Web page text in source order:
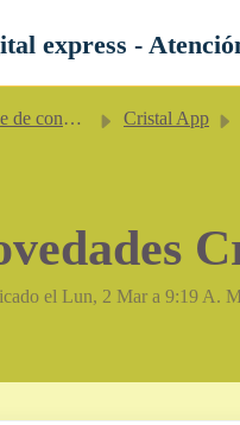
express -
conocimientos Cristal App
el Lun, 2 Mar a 9:19 A.